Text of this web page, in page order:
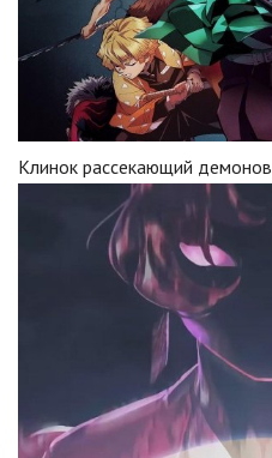
Клинок рассекающий демонов